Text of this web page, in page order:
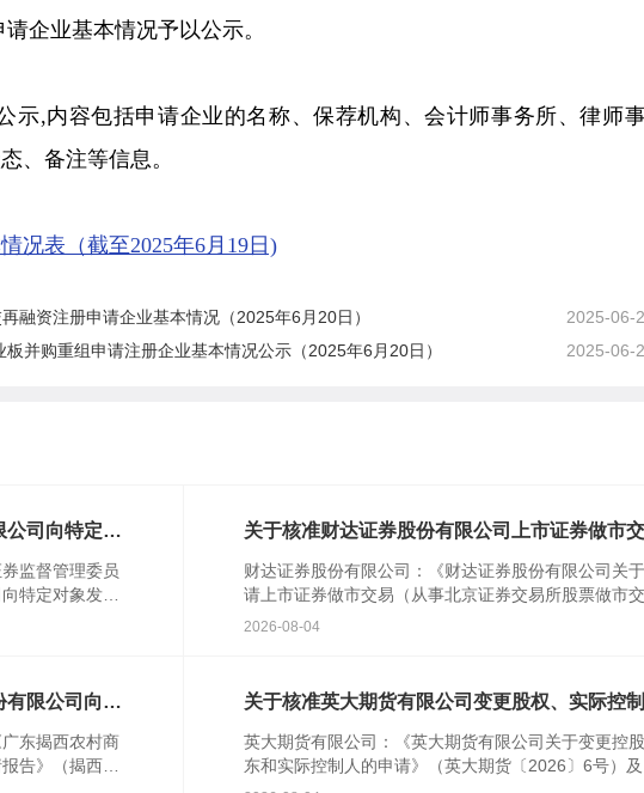
企业基本情况予以公示。
示,内容包括申请企业的名称、保荐机构、会计师事务所、律师
、备注等信息。
况表（截至2025年6月19日)
融资注册申请企业基本情况（2025年6月20日）
2025-06-
板并购重组申请注册企业基本情况公示（2025年6月20日） 2025-06-
公司向特定对
监督管理委员
特定对象发行
据《中华人民
关于核准财达证券股份有限公司上市证券做市
财达证券股份有限公司：《财达证券股份有限公司关
请上市证券做市交易（从事北京证券交易所股票做市交
易）业务资格的请示》(财达字〔2024〕314号)及相关
2026-08-04
有限公司向特
东揭西农村商
告》（揭西农
关于核准英大期货有限公司变更股权、实际控
英大期货有限公司：《英大期货有限公司关于变更控
东和实际控制人的申请》（英大期货〔2026〕6号）及